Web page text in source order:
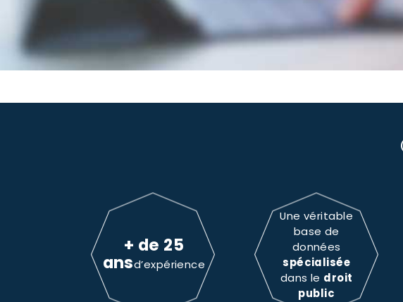
+ de 25
ansd’expérience
Une véritable
base de
données
spécialisée
dans le droit
public